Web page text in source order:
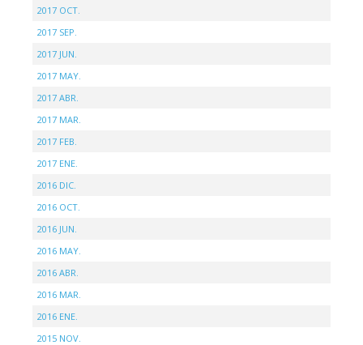
2017 OCT.
2017 SEP.
2017 JUN.
2017 MAY.
2017 ABR.
2017 MAR.
2017 FEB.
2017 ENE.
2016 DIC.
2016 OCT.
2016 JUN.
2016 MAY.
2016 ABR.
2016 MAR.
2016 ENE.
2015 NOV.